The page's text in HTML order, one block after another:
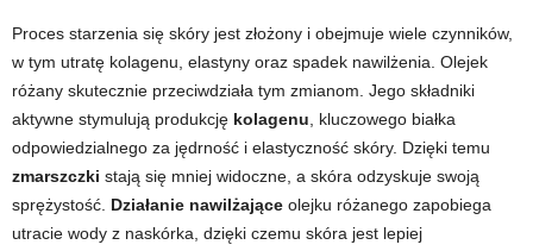
Proces starzenia się skóry jest złożony i obejmuje wiele czynników,
w tym utratę kolagenu, elastyny oraz spadek nawilżenia. Olejek
różany skutecznie przeciwdziała tym zmianom. Jego składniki
aktywne stymulują produkcję kolagenu , kluczowego białka
odpowiedzialnego za jędrność i elastyczność skóry. Dzięki temu
zmarszczki stają się mniej widoczne, a skóra odzyskuje swoją
sprężystość. Działanie nawilżające olejku różanego zapobiega
utracie wody z naskórka, dzięki czemu skóra jest lepiej